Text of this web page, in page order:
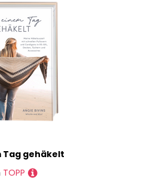
so immer das günstigste
Produkten einer
Sorge, wir haben da was
unseren Marken-Filter,
Produkte anzeigen zu
der Marken
FISCHER
nach Preisspanne oder
Haus, aber keine Ideen?
das und sind
Tag gehäkelt
TOPP